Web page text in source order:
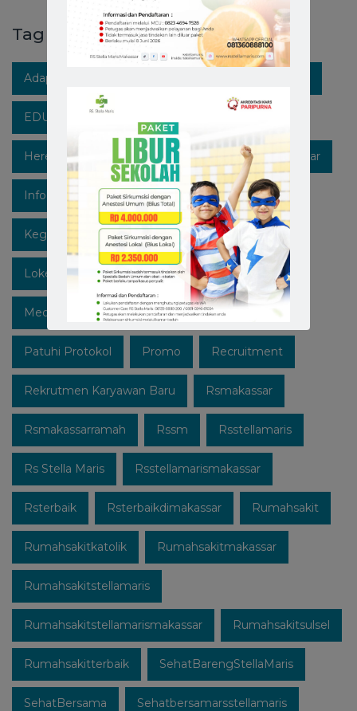
Tag
Adaptasi Kebiasaan Baru
EDUKASIKESEHATAN
Hereforyou Hidupsehat Hospitalinmakassar
Infokesehatan Informasi Instagram
Kegiatan Lawan Covid-19 Likeforfollow
Lokermakassar Makassar Mediaedukasi
Medicalcheckup Open Recruitment
Patuhi Protokol Promo Recruitment
Rekrutmen Karyawan Baru Rsmakassar
Rsmakassarramah Rssm Rsstellamaris
Rs Stella Maris Rsstellamarismakassar
Rsterbaik Rsterbaikdimakassar Rumahsakit
Rumahsakitkatolik Rumahsakitmakassar
Rumahsakitstellamaris
Rumahsakitstellamarismakassar Rumahsakitsulsel
Rumahsakitterbaik SehatBarengStellaMaris
SehatBersama Sehatbersamarsstellamaris